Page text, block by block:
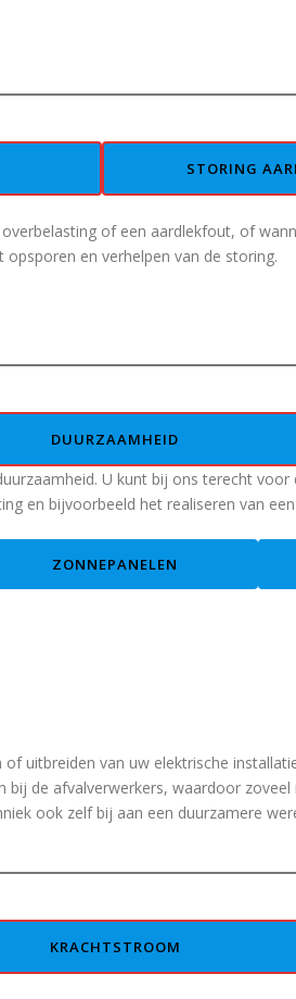
STORING
of een aardlekfout, of
en verhelpen van de storing.
DUURZAAMHEID
U kunt bij ons terecht
en bijvoorbeeld het realiseren van
ZONNEPANELEN
uitbreiden van uw elektrische
de afvalverwerkers, waardoor
ook zelf bij aan een duurzamere
KRACHTSTROOM